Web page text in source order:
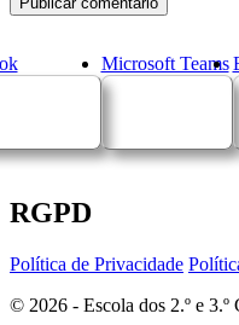
Microsoft Teams
RGPD
Política de Privacidade
© 2026 - Escola dos 2.º e